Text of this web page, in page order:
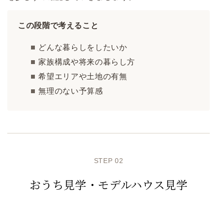
この段階で考えること
どんな暮らしをしたいか
家族構成や将来の暮らし方
希望エリアや土地の有無
無理のない予算感
STEP 02
おうち見学・モデルハウス見学